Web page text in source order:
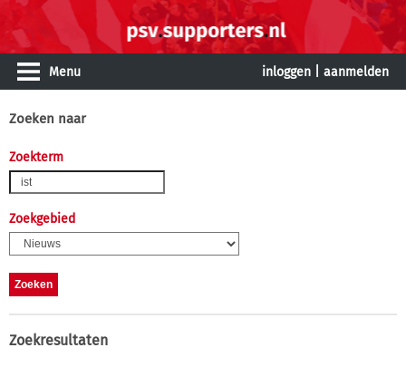
Menu inloggen aanmelden
Zoeken naar
Zoekterm
Zoekgebied
Zoekresultaten